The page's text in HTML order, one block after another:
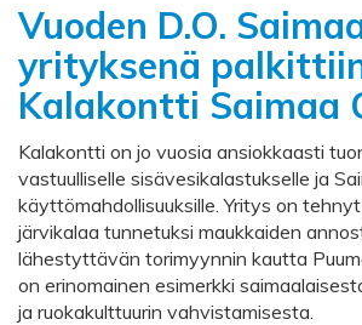
Vuoden D.O.
yrityksenä
Kalakontti Saimaa
Kalakontti on jo vuosia ansiokkaasti
vastuulliselle sisävesikalastukselle ja
käyttömahdollisuuksille. Yritys on
järvikalaa tunnetuksi maukkaiden
lähestyttävän torimyynnin kautta
on erinomainen esimerkki
ja ruokakulttuurin vahvistamisesta.